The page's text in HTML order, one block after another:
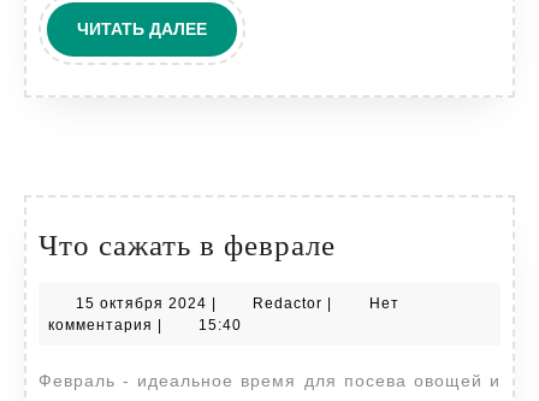
ЧИТАТЬ ДАЛЕЕЧИТАТЬ
ДАЛЕЕ
Что сажать в феврале
15 октября 2024 15
октября
Redactor Redactor
Нет
комментария
15:40
Февраль - идеальное время для посева овощей и